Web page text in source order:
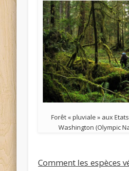
Forêt « pluviale » aux
Washington (Olympic
Comment les espèces